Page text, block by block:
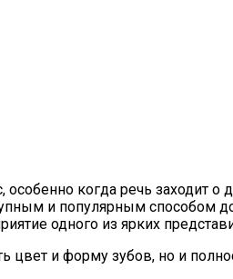
когда речь заходит о
и популярным способом
одного из ярких
цвет и форму зубов, но и